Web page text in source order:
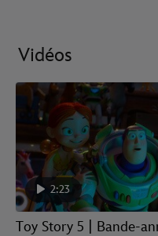
Vidéos
2:23
Toy Story 5 | Bande-